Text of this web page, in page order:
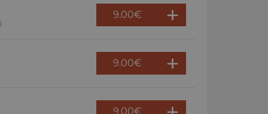
9.00€
9.00€
9.00€